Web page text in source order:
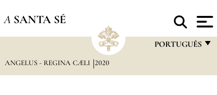
A SANTA SÉ
PORTUGUÊS
ANGELUS - REGINA CÆLI 2020